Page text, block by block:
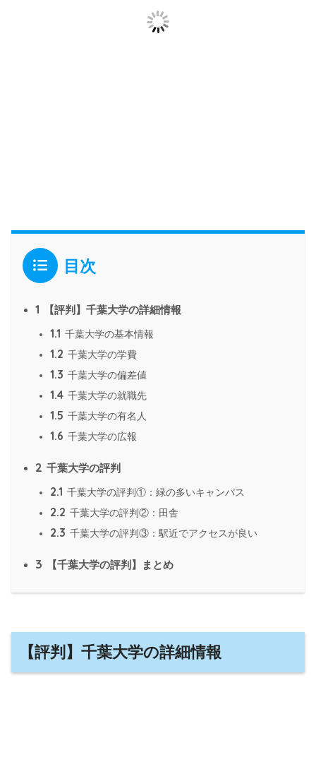
目次
1 【評判】千葉大学の詳細情報
1.1 千葉大学の基本情報
1.2 千葉大学の学費
1.3 千葉大学の偏差値
1.4 千葉大学の就職先
1.5 千葉大学の有名人
1.6 千葉大学の広報
2 千葉大学の評判
2.1 千葉大学の評判①：緑の多いキャンパス
2.2 千葉大学の評判②：田舎
2.3 千葉大学の評判③：駅近でアクセスが良い
3 【千葉大学の評判】まとめ
【評判】千葉大学の詳細情報